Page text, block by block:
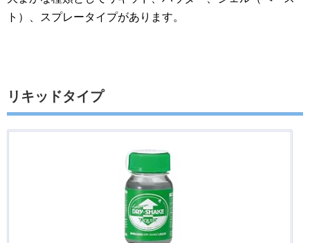
ト）、スプレータイプがあります。
リキッドタイプ